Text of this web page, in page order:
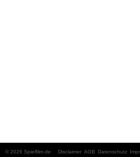
© 2026 Spielfilm.de Datenschutz
AGB
Disclaimer